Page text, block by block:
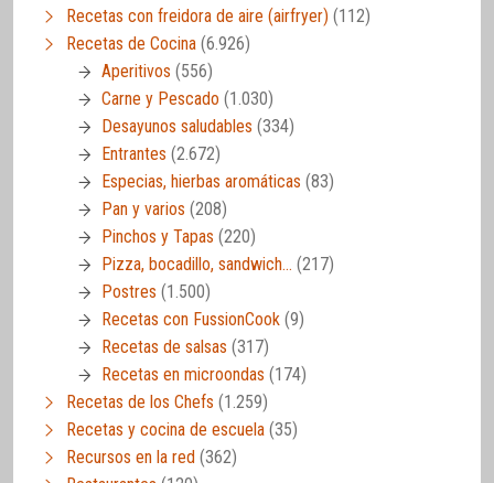
Recetas con freidora de aire (airfryer) (112)
Recetas de Cocina (6.926)
Aperitivos (556)
Carne y Pescado (1.030)
Desayunos saludables (334)
Entrantes (2.672)
Especias, hierbas aromáticas (83)
Pan y varios (208)
Pinchos y Tapas (220)
Pizza, bocadillo, sandwich… (217)
Postres (1.500)
Recetas con FussionCook (9)
Recetas de salsas (317)
Recetas en microondas (174)
Recetas de los Chefs (1.259)
Recetas y cocina de escuela (35)
Recursos en la red (362)